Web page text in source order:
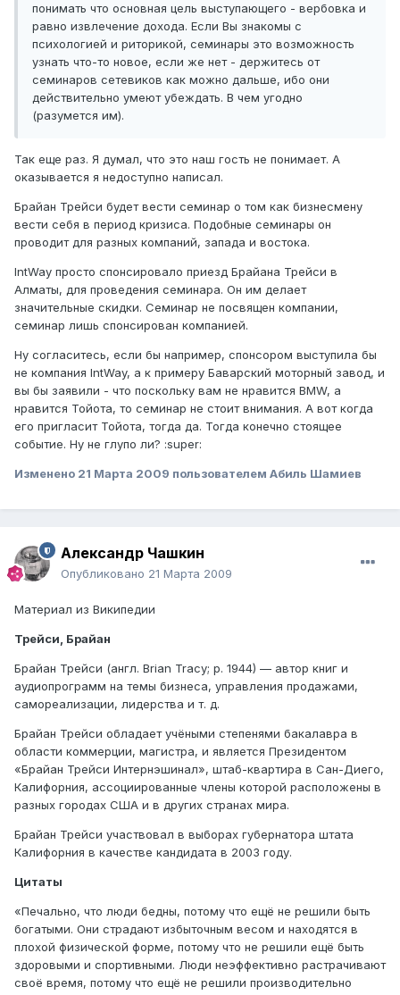
понимать что основная цель выступающего - вербовка и
равно извлечение дохода. Если Вы знакомы с
психологией и риторикой, семинары это возможность
узнать что-то новое, если же нет - держитесь от
семинаров сетевиков как можно дальше, ибо они
действительно умеют убеждать. В чем угодно
(разумется им).
Так еще раз. Я думал, что это наш гость не понимает. А
оказывается я недоступно написал.
Брайан Трейси будет вести семинар о том как бизнесмену
вести себя в период кризиса. Подобные семинары он
проводит для разных компаний, запада и востока.
IntWay просто спонсировало приезд Брайана Трейси в
Алматы, для проведения семинара. Он им делает
значительные скидки. Семинар не посвящен компании,
семинар лишь спонсирован компанией.
Ну согласитесь, если бы например, спонсором выступила бы
не компания IntWay, а к примеру Баварский моторный завод, и
вы бы заявили - что поскольку вам не нравится BMW, а
нравится Тойота, то семинар не стоит внимания. А вот когда
его пригласит Тойота, тогда да. Тогда конечно стоящее
событие. Ну не глупо ли? :super:
Изменено 21 Марта 2009 пользователем Абиль Шамиев
Александр Чашкин
Опубликовано 21 Марта 2009
Материал из Википедии
Трейси, Брайан
Брайан Трейси (англ. Brian Tracy; р. 1944) — автор книг и
аудиопрограмм на темы бизнеса, управления продажами,
самореализации, лидерства и т. д.
Брайан Трейси обладает учёными степенями бакалавра в
области коммерции, магистра, и является Президентом
«Брайан Трейси Интернэшинал», штаб-квартира в Сан-Диего,
Калифорния, ассоциированные члены которой расположены в
разных городах США и в других странах мира.
Брайан Трейси участвовал в выборах губернатора штата
Калифорния в качестве кандидата в 2003 году.
Цитаты
«Печально, что люди бедны, потому что ещё не решили быть
богатыми. Они страдают избыточным весом и находятся в
плохой физической форме, потому что не решили ещё быть
здоровыми и спортивными. Люди неэффективно растрачивают
своё время, потому что ещё не решили производительно